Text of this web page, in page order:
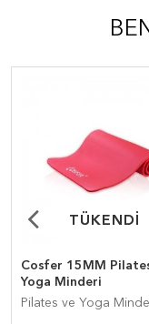
TÜKENDİ
TÜKENDİ
Cosfer 15MM
Yoga Minderi
Pilates ve Yoga